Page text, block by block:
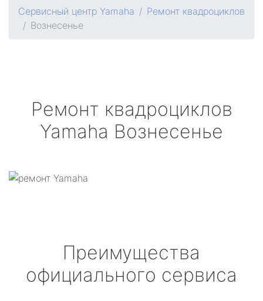
Сервисный центр Yamaha
Ремонт квадроциклов
Вознесенье
Ремонт квадроциклов
Yamaha Вознесенье
Преимущества
официального сервиса